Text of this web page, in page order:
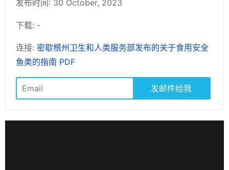
发布时间: 30 October, 2023
下载: -
连接: 密歇根州卫生和人类服务部发布的关于食用安全
鱼类的指南 PDF
发邮件给我